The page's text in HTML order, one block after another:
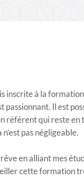
inscrite à la
passionnant. Il est
référent qui reste en
pas négligeable.
rêve en alliant mes
cette formation